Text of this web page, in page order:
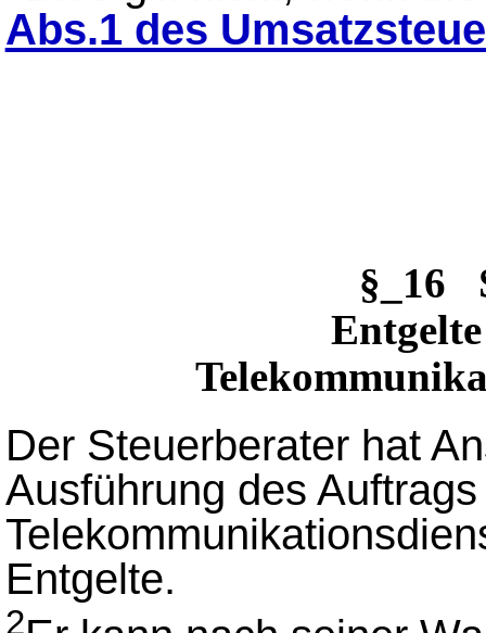
Abs.1 des
§_16
Der Steuerberater hat
Ausführung des
Entgelte.
2